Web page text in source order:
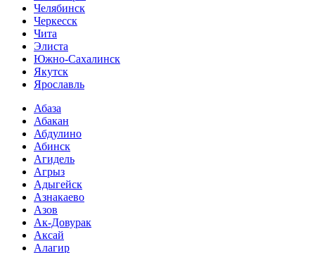
Челябинск
Черкесск
Чита
Элиста
Южно-Сахалинск
Якутск
Ярославль
Абаза
Абакан
Абдулино
Абинск
Агидель
Агрыз
Адыгейск
Азнакаево
Азов
Ак-Довурак
Аксай
Алагир